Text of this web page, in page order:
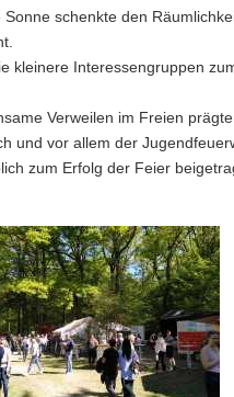
schenkte den
kleinere Interessengruppen
Verweilen im Freien
und vor allem der
zum Erfolg der Feier